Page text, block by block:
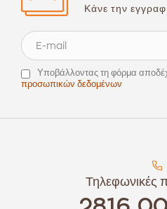
Κάνε την
Υποβάλλοντας τη φόρμα
προσωπικών δεδομένων
Τηλεφωνικές